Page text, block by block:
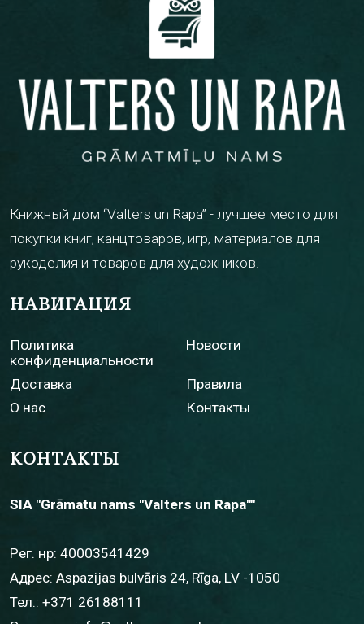
Книжный дом “Valters un Rapa” - лучшее место для
покупки книг, канцтоваров, игр, материалов для
рукоделия и товаров для художников.
НАВИГАЦИЯ
Политика
конфиденциальности
Новости
Доставка
Правила
О нас
Контакты
КОНТАКТЫ
SIA "Grāmatu nams "Valters un Rapa""
Рег. нр: 40003541429
Адрес: Aspazijas bulvāris 24, Rīga, LV -1050
Тел.: +371 26188111